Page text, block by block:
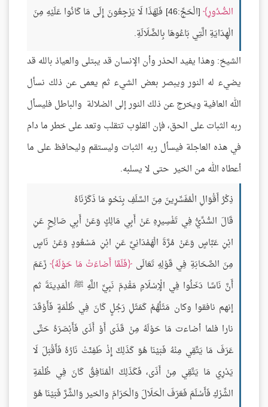
الصُّدُورِ
[الْحَجِّ:46] فَلِهَذَا لَا يَرْجِعُونَ إِلَى مَا كَانُوا عَلَيْهِ مِنَ
الْهِدَايَةِ الَّتِي بَاعُوهَا بِالضَّلَالَةِ.
الشيخ: وهذا يفيد الحذر وأن الإنسان قد يبتلى والعياذ بالله قد
يضيء له النور ويبصر بعض الشيء ثم يعمى عن ذلك نسأل
الله العافية ويخرج عن ذلك النور إلى الضلالة والباطل فليسأل
ربه الثبات على الحق، فإن القلوب تتقلب وتعد على خطر ما دام
في هذه العاجلة فيسأل ربه الثبات وليستقم وليحافظ على ما
أعطاه الله من الخير حتى لا يسلبه.
ذِكْرُ أَقْوَالِ الْمُفَسِّرِينَ مِنَ السَّلَفِ بِنَحْوِ مَا ذَكَرْنَاهُ
قَالَ السُّدِّيُّ فِي تَفْسِيرِهِ عَنْ أَبِي مَالِكٍ وَعَنْ أَبِي صَالِحٍ عَنِ
ابْنِ عَبَّاسٍ وَعَنْ مُرَّةَ الْهَمْدَانِيِّ عَنِ ابْنِ مَسْعُودٍ وَعَنْ نَاسٍ
مِنَ الصَّحَابَةِ فِي قَوْلِهِ تَعَالَى فَلَمَّا أَضاءَتْ مَا حَوْلَهُ زَعَمَ
أَنَّ نَاسًا دَخَلُوا فِي الْإِسْلَامِ مَقْدِمَ نَبِيِّ اللَّهِ ﷺ الْمَدِينَةَ ثم
إنهم نافقوا وكان مَثَلُهُمْ كَمَثَلِ رَجُلٍ كَانَ فِي ظُلْمَةٍ فَأَوْقَدَ
نارا فلما أضاءت مَا حَوْلَهُ مِنْ قَذَى أَوْ أَذَى فَأَبْصَرَهُ حَتَّى
عَرَفَ مَا يَتَّقِي مِنْهُ فَبَيْنَا هُوَ كَذَلِكَ إِذْ طَفِئَتْ نَارُهُ فَأَقْبَلَ لَا
يَدْرِي مَا يَتَّقِي مِنْ أَذَى، فَكَذَلِكَ الْمُنَافِقُ كَانَ فِي ظُلْمَةِ
الشِّرْكِ فَأَسْلَمَ فَعَرَفَ الْحَلَالَ وَالْحَرَامَ والخير وَالشَّرَّ فَبَيْنَا هُوَ